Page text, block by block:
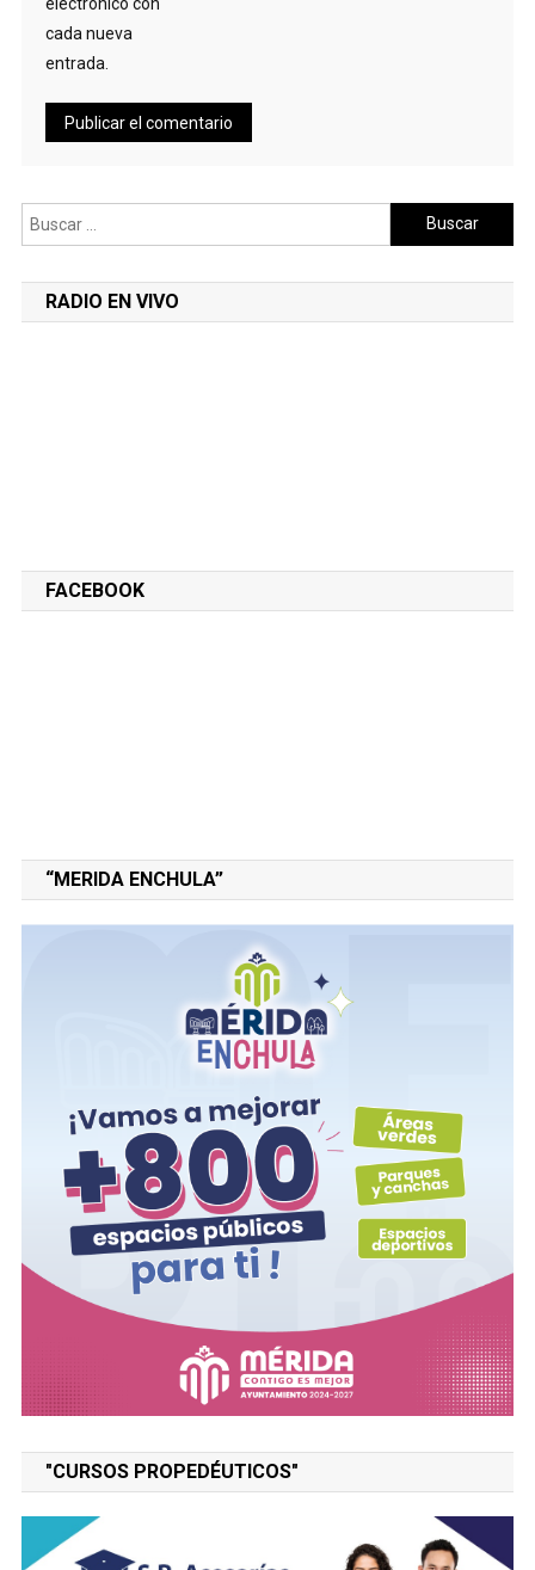
cada nueva
entrada.
Buscar:
RADIO EN VIVO
FACEBOOK
“MERIDA ENCHULA”
"CURSOS PROPEDÉUTICOS"